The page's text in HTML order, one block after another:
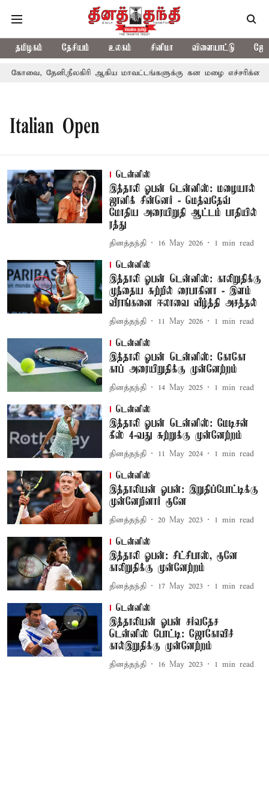
தமிழகம் தேசியம் உலகம் சினிமா விளையாட்டு
கோவை, தேனி,நீலகிரி ஆகிய மாவட்டங்களுக்கு கன மழை எச்சரிக்கை
Italian Open
டென்னிஸ்
இத்தாலி ஓபன் டென்னிஸ்: மழையால்
ஜானிக் சின்னெர் - மெத்வதேவ்
மோதிய அரையிறுதி ஆட்டம் பாதியில்
ரத்து
தினத்தந்தி 16 May 2026 1 min read
டென்னிஸ்
இத்தாலி ஓபன் டென்னிஸ்: காலிறுதிக்கு
முந்தைய சுற்றில் ரைபாகினா - இளம்
வீராங்கனை ஈலாவை வீழ்த்தி அசத்தல்
தினத்தந்தி 11 May 2026 1 min read
டென்னிஸ்
இத்தாலி ஓபன் டென்னிஸ்: கோகோ
காப் அரையிறுதிக்கு முன்னேற்றம்
தினத்தந்தி 14 May 2025 1 min read
டென்னிஸ்
இத்தாலி ஓபன் டென்னிஸ்: மேடிசன்
கீஸ் 4-வது சுற்றுக்கு முன்னேற்றம்
தினத்தந்தி 11 May 2024 1 min read
டென்னிஸ்
இத்தாலியன் ஓபன்: இறுதிப்போட்டிக்கு
முன்னேறினார் ரூனே
தினத்தந்தி 20 May 2023 1 min read
டென்னிஸ்
இத்தாலி ஓபன்: சிட்சிபாஸ், ரூனே
காலிறுதிக்கு முன்னேற்றம்
தினத்தந்தி 17 May 2023 1 min read
டென்னிஸ்
இத்தாலியன் ஓபன் சர்வதேச
டென்னிஸ் போட்டி: ஜோகோவிச்
கால்இறுதிக்கு முன்னேற்றம்
தினத்தந்தி 16 May 2023 1 min read